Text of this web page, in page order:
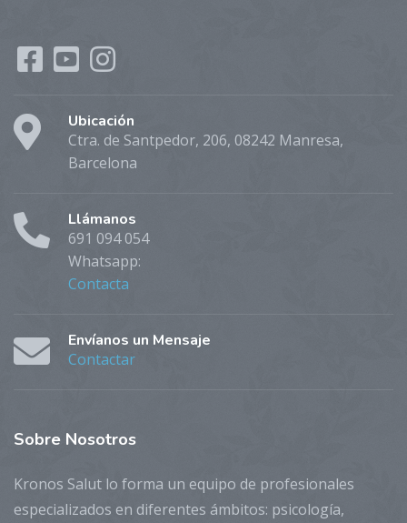
Ubicación
Ctra. de Santpedor, 206, 08242 Manresa,
Barcelona
Llámanos
691 094 054
Whatsapp:
Contacta
Envíanos un Mensaje
Contactar
Sobre Nosotros
Kronos Salut lo forma un equipo de profesionales
especializados en diferentes ámbitos: psicología,